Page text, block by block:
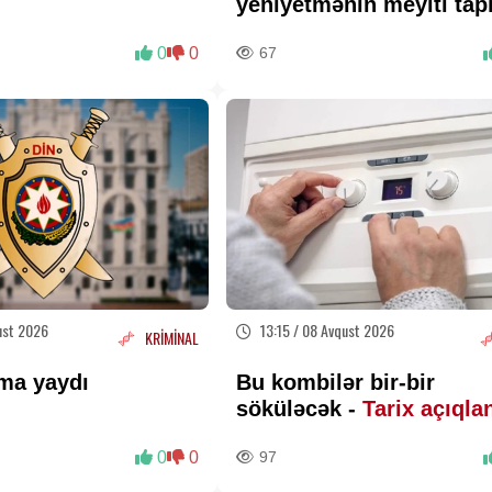
0 0 67
2026 KRİMİNAL
yaydı
0 0
13:15 / 08 Avqust 2026
Bu kombilər bir-bir
söküləcək - Tarix
97